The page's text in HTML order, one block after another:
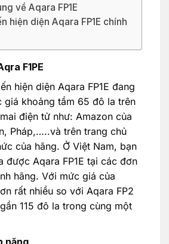
về Aqara FP1E
hiện diện Aqara FP1E chính
F1PE
hiện diện Aqara FP1E đang
giá khoảng tầm 65 đô la trên
điện tử như: Amazon của
Pháp,…..và trên trang chủ
của hãng. Ở Việt Nam, bạn
được Aqara FP1E tại các đơn
hãng. Với mức giá của
rất nhiều so với Aqara FP2
115 đô la trong cùng một